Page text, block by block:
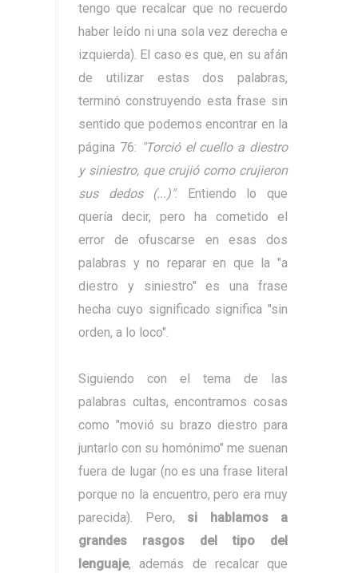
tengo que recalcar que no recuerdo
haber leído ni una sola vez derecha e
izquierda). El caso es que, en su afán
de utilizar estas dos palabras,
terminó construyendo esta frase sin
sentido que podemos encontrar en la
página 76: "Torció el cuello a diestro
y siniestro, que crujió como crujieron
sus dedos (...)". Entiendo lo que
quería decir, pero ha cometido el
error de ofuscarse en esas dos
palabras y no reparar en que la "a
diestro y siniestro" es una frase
hecha cuyo significado significa "sin
orden, a lo loco".
Siguiendo con el tema de las
palabras cultas, encontramos cosas
como "movió su brazo diestro para
juntarlo con su homónimo" me suenan
fuera de lugar (no es una frase literal
porque no la encuentro, pero era muy
parecida). Pero, si hablamos a
grandes rasgos del tipo del
lenguaje, además de recalcar que